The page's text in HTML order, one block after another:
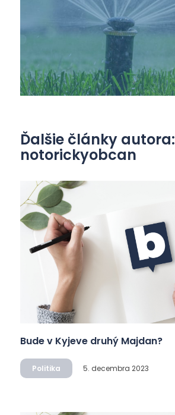
Ďalšie články autora:
notorickyobcan
Bude v Kyjeve druhý Majdan?
Politika 5. decembra 2023